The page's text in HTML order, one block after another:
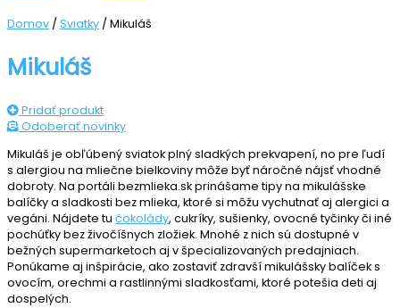
Domov / Sviatky / Mikuláš
Mikuláš
Pridať produkt
Odoberať novinky
Mikuláš je obľúbený sviatok plný sladkých prekvapení, no pre ľudí
s alergiou na mliečne bielkoviny môže byť náročné nájsť vhodné
dobroty. Na portáli bezmlieka.sk prinášame tipy na mikulášske
balíčky a sladkosti bez mlieka, ktoré si môžu vychutnať aj alergici a
vegáni. Nájdete tu čokolády, cukríky, sušienky, ovocné tyčinky či iné
pochúťky bez živočíšnych zložiek. Mnohé z nich sú dostupné v
bežných supermarketoch aj v špecializovaných predajniach.
Ponúkame aj inšpirácie, ako zostaviť zdravší mikulášsky balíček s
ovocím, orechmi a rastlinnými sladkosťami, ktoré potešia deti aj
dospelých.